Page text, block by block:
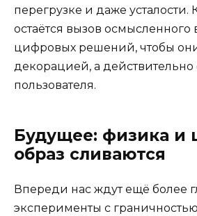
перегрузке и даже усталости.
остаётся вызов
цифровых решений, чтобы
декорацией, а
пользователя.
Будущее: физика и
образ сливаются
Впереди нас ждут ещё более
эксперименты с